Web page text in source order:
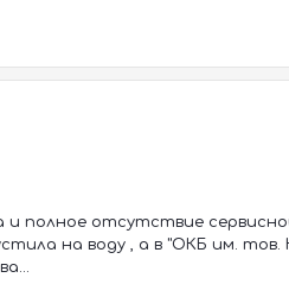
и полное отсутствие
на воду , а в "ОКБ им.